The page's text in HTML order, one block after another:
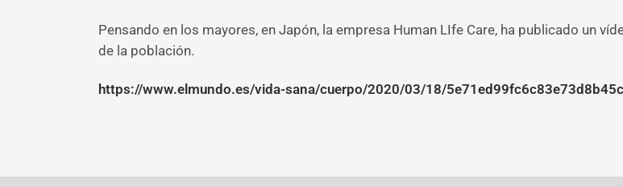
Pensando en los mayores, en Japón, la empresa Human LIfe Care, ha publicado un
de la población.
https://www.elmundo.es/vida-sana/cuerpo/2020/03/18/